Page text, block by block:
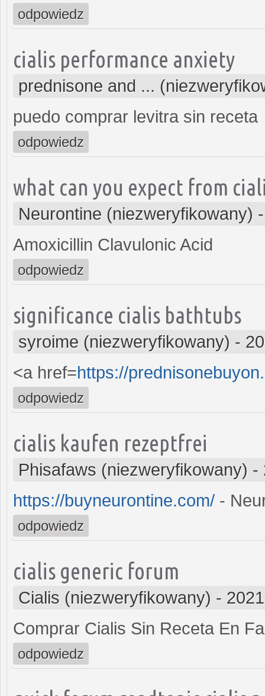
odpowiedz
cialis performance anxiety
prednisone and ...
puedo comprar levitra sin receta
odpowiedz
what can you expect from
Neurontine (niezweryfikowany)
Amoxicillin Clavulonic Acid
odpowiedz
significance cialis bathtubs
syroime (niezweryfikowany) -
<a href=https://
odpowiedz
cialis kaufen rezeptfrei
Phisafaws (niezweryfikowany) -
https://buyneurontine.com/ -
odpowiedz
cialis generic forum
Cialis (niezweryfikowany) -
Comprar Cialis Sin Receta En
odpowiedz